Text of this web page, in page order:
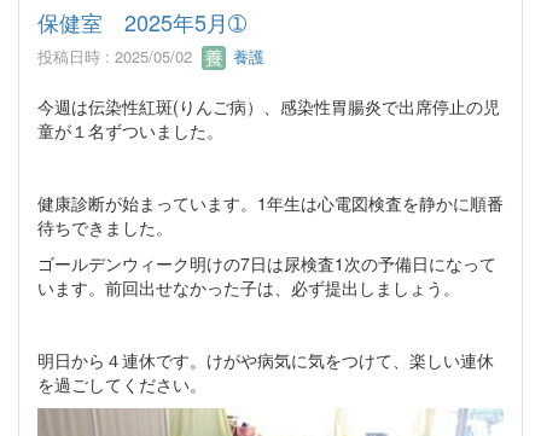
保健室 2025年5月➀
投稿日時 : 2025/05/02 養護
今週は伝染性紅斑(りんご病）、感染性胃腸炎で出席停止の児
童が１名ずついました。
健康診断が始まっています。1年生は心電図検査を静かに順番
待ちできました。
ゴールデンウィーク明けの7日は尿検査1次の予備日になって
います。前回出せなかった子は、必ず提出しましょう。
明日から４連休です。けがや病気に気をつけて、楽しい連休
を過ごしてください。